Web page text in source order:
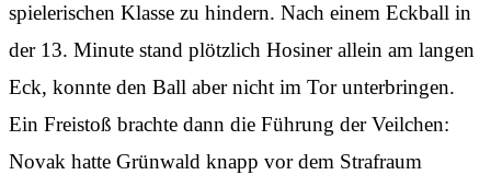
spielerischen Klasse zu hindern. Nach einem Eckball in
der 13. Minute stand plötzlich Hosiner allein am langen
Eck, konnte den Ball aber nicht im Tor unterbringen.
Ein Freistoß brachte dann die Führung der Veilchen:
Novak hatte Grünwald knapp vor dem Strafraum